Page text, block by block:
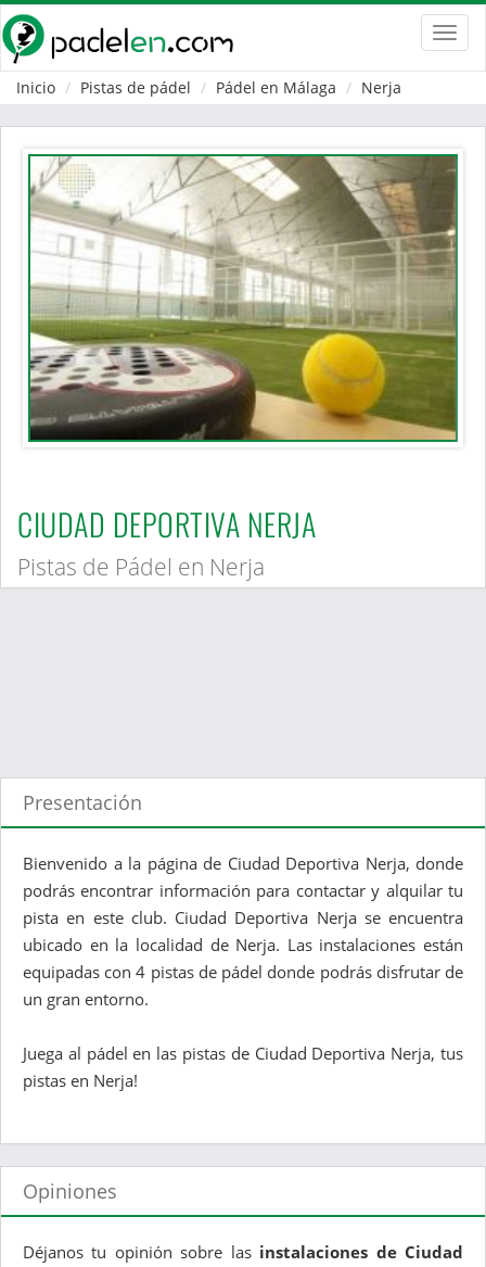
Inicio
Pistas de pádel Pádel en Málaga Nerja
CIUDAD DEPORTIVA NERJA
Pistas de Pádel en Nerja
Presentación
Bienvenido a la página de Ciudad Deportiva Nerja, donde
podrás encontrar información para contactar y alquilar tu
pista en este club. Ciudad Deportiva Nerja se encuentra
ubicado en la localidad de Nerja. Las instalaciones están
equipadas con 4 pistas de pádel donde podrás disfrutar de
un gran entorno.
Juega al pádel en las pistas de Ciudad Deportiva Nerja, tus
pistas en Nerja!
Opiniones
Déjanos tu opinión sobre las instalaciones de Ciudad